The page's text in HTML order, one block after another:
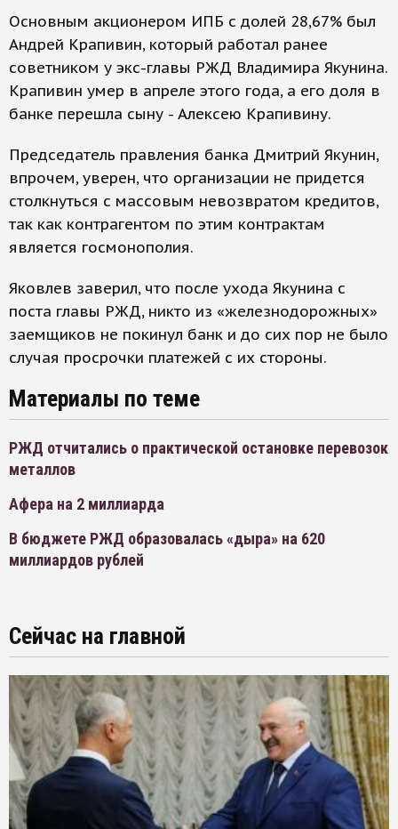
Основным акционером ИПБ с долей 28,67% был
Андрей Крапивин, который работал ранее
советником у экс-главы РЖД Владимира Якунина.
Крапивин умер в апреле этого года, а его доля в
банке перешла сыну - Алексею Крапивину.
Председатель правления банка Дмитрий Якунин,
впрочем, уверен, что организации не придется
столкнуться с массовым невозвратом кредитов,
так как контрагентом по этим контрактам
является госмонополия.
Яковлев заверил, что после ухода Якунина с
поста главы РЖД, никто из «железнодорожных»
заемщиков не покинул банк и до сих пор не было
случая просрочки платежей с их стороны.
Материалы по теме
РЖД отчитались о практической остановке перевозок
металлов
Афера на 2 миллиарда
В бюджете РЖД образовалась «дыра» на 620
миллиардов рублей
Сейчас на главной